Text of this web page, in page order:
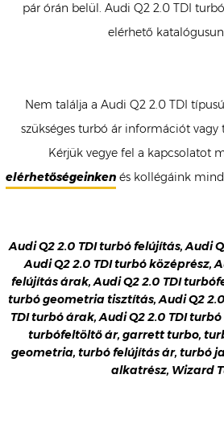
pár órán belül. Audi Q2 2.0 TDI
elérhető
Nem találja a Audi Q2 2.0 TDI
szükséges turbó ár információt vagy
Kérjük vegye fel a kapcsolatot
elérhetőségeinkenés kollégáink
Audi Q2 2.0 TDI turbó felújítás, Audi
Audi Q2 2.0 TDI turbó középrész,
felújítás árak, Audi Q2 2.0 TDI
turbó geometria tisztítás, Audi Q2
TDI turbó árak, Audi Q2 2.0 TDI
turbófeltöltő ár, garrett turbo,
geometria, turbó felújítás ár, turbó
alkatrész, Wizard